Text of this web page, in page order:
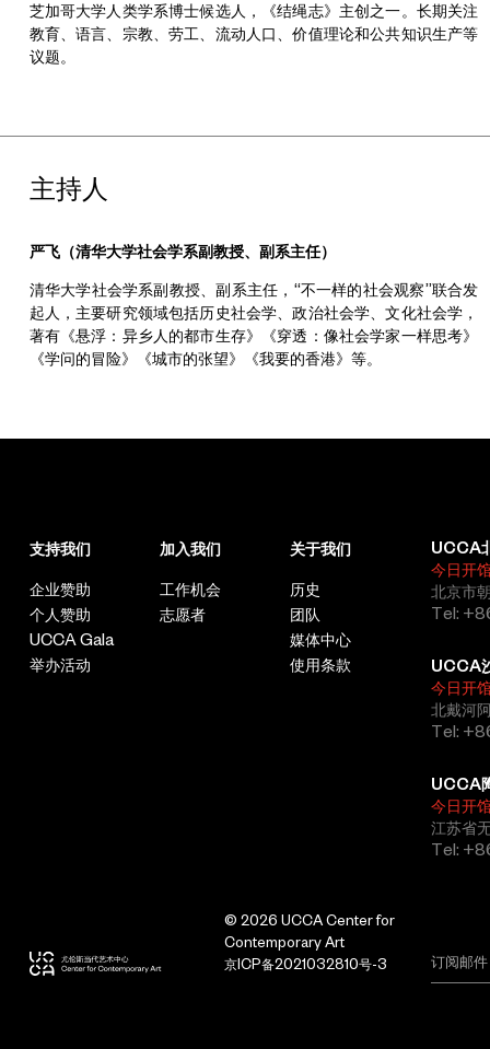
芝加哥大学人类学系博士候选人，《结绳志》主创之一。长期关注
教育、语言、宗教、劳工、流动人口、价值理论和公共知识生产等
议题。
主持人
严飞（清华大学社会学系副教授、副系主任）
清华大学社会学系副教授、副系主任，“不一样的社会观察”联合发
起人，主要研究领域包括历史社会学、政治社会学、文化社会学，
著有《悬浮：异乡人的都市生存》《穿透：像社会学家一样思考》
《学问的冒险》《城市的张望》《我要的香港》等。
支持我们
企业赞助
个人赞助
UCCA Gala
举办活动
加入我们
工作机会
志愿者
关于我们
历史
团队
媒体中心
使用条款
UCCA
今日开
北京市
Tel:
UCCA
今日开
北戴河
Tel:
UCCA
今日开
江苏省
Tel:
© 2026 UCCA Center for
Contemporary Art
京ICP备2021032810号-3